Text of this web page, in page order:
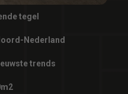
tegel
Nederland
trends